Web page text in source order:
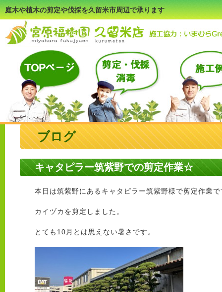
庭木や植木の剪定や伐採を久留米市周辺で承ります
ブログ
キャタピラー筑紫野での剪定作業☆
本日は筑紫野にあるキャタピラー筑紫野様で剪定作業で
カイヅカを剪定しました。
とても10月とは思えない暑さです。